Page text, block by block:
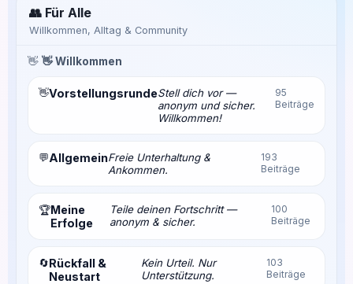
👥 Für Alle
Willkommen, Alltag & Community
👋 👋 Willkommen
👋VorstellungsrundeStell dich vor —
anonym und sicher.
Willkommen!
95
Beiträge
💬AllgemeinFreie Unterhaltung &
Ankommen.
193
Beiträge
🏆Meine
Erfolge
Teile deinen Fortschritt —
anonym & sicher.
100
Beiträge
🔄Rückfall &
Neustart
Kein Urteil. Nur
Unterstützung.
103
Beiträge